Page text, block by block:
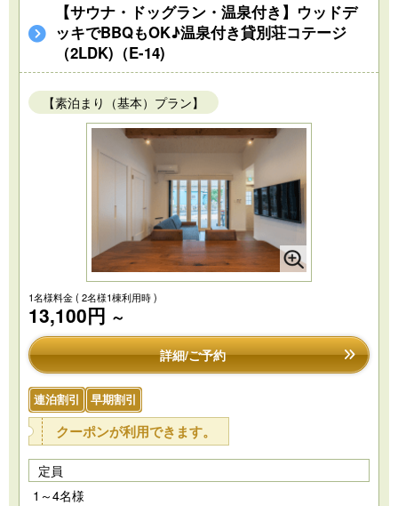
【サウナ・ドッグラン・温泉付き】ウッドデ
ッキでBBQもOK♪温泉付き貸別荘コテージ
（2LDK)（E-14)
【素泊まり（基本）プラン】
1名様料金( 2名様1棟利用時 )
13,100円 ～
詳細/ご予約
連泊割引 早期割引
クーポンが利用できます。
定員
1～4名様